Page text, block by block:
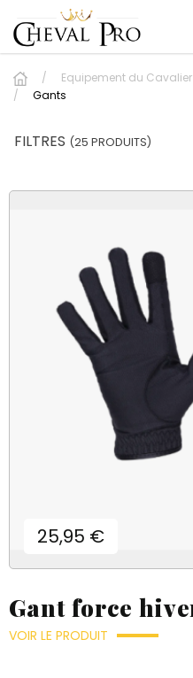
Equipement du Cavalier
Gants
FILTRES (25 PRODUITS)
Prix
25,95 €
Gant force
VOIR LE PRODUIT